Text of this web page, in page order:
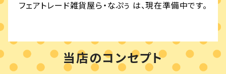
フェアトレード雑貨屋ら・なぷぅ は、現在準備中です。
当店のコンセプト